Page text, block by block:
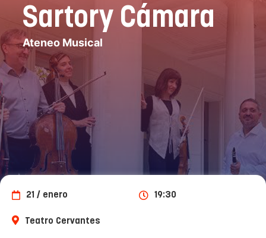
Sartory Cámara
Ateneo Musical
21 / enero 19:30
Teatro Cervantes